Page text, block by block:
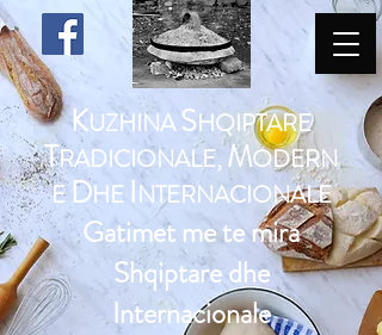
KUZHINASHQIPTARE
TRADICIONALE, MODERN
EDHE INTERNACIONALE
Gatimet me te mira
Shqiptare dhe
Internacionale